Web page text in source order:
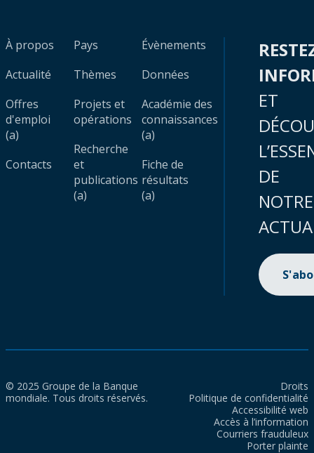
À propos
Actualité
Offres
d'emploi
(a)
Contacts
Pays
Thèmes
Projets et
opérations
Recherche
et
publications
(a)
Évènements
Données
Académie des
connaissances
(a)
Fiche de
résultats
(a)
ET
DE
NOTRE
© 2025 Groupe de la Banque
mondiale. Tous droits réservés.
Droits
Politique de confidentialité
Accessibilité web
Accès à l’information
Courriers frauduleux
Porter plainte